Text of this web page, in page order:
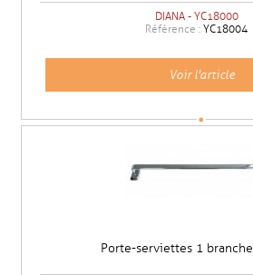
DIANA - YC18000
Référence :YC18004
Voir l'article
Porte-serviettes 1